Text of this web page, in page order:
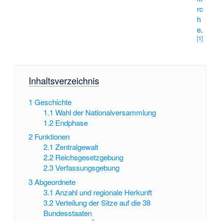
rc
h
e.
[1]
Inhaltsverzeichnis
1 Geschichte
1.1 Wahl der Nationalversammlung
1.2 Endphase
2 Funktionen
2.1 Zentralgewalt
2.2 Reichsgesetzgebung
2.3 Verfassungsgebung
3Abgeordnete
3.1 Anzahl und regionale Herkunft
3.2 Verteilung der Sitze auf die 38
Bundesstaaten